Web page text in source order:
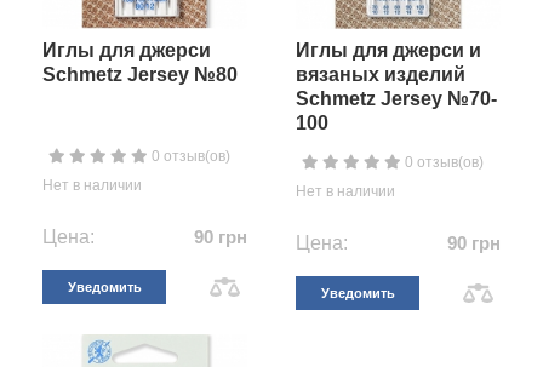
Иглы для джерси
Schmetz Jersey №80
0 отзыв(ов)
Нет в наличии
Цена: 90 грн
Уведомить
Иглы для джерси и
вязаных изделий
Schmetz Jersey №70-
100
0 отзыв(ов)
Нет в наличии
Цена: 90 грн
Уведомить